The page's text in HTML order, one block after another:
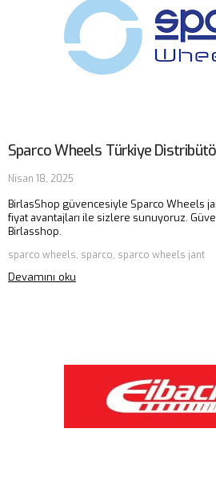
Sparco Wheels Türkiye
Nisan 18, 2025
BirlasShop güvencesiyle Sparco Wheels
fiyat avantajları ile sizlere sunuyoruz.
Birlasshop.
sparco wheels, sparco, sparco wheels jant
Devamını oku